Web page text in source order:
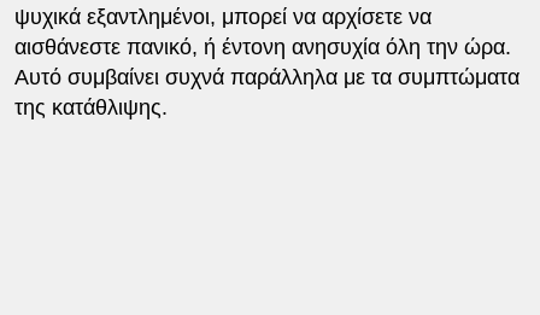
ψυχικά εξαντλημένοι, μπορεί να αρχίσετε να
αισθάνεστε πανικό, ή έντονη ανησυχία όλη την ώρα.
Αυτό συμβαίνει συχνά παράλληλα με τα συμπτώματα
της κατάθλιψης.